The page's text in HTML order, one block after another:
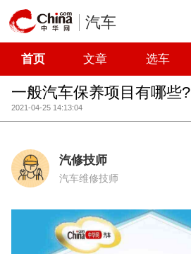
汽车
首页 文章 选车
一般汽车保养项目有哪些?
2021-04-25 14:13:04
汽修技师
汽车维修技师